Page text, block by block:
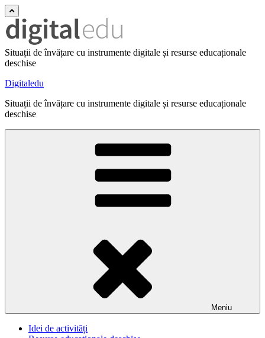
Situații de învățare cu instrumente digitale și resurse educaționale
deschise
Digitaledu
Situații de învățare cu instrumente digitale și resurse educaționale
deschise
Meniu
Idei de activități